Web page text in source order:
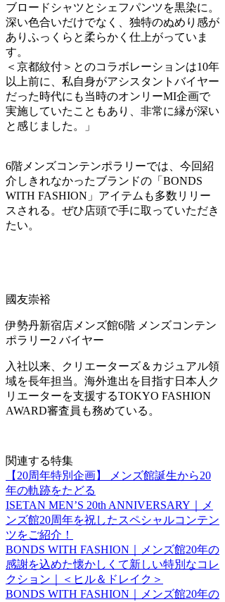
ブロードシャツとシェフパンツを黒染に。
深い色合いだけでなく、独特のぬめり感が
ありふっくらと柔らかく仕上がっていま
す。
＜京都紋付＞とのコラボレーションは10年
以上前に、私自身がアシスタントバイヤー
だった時代にも当時のオンリーMI企画で
実施していたこともあり、非常に縁が深い
と感じました。」
6階メンズコンテンポラリーでは、今回紹
介しきれなかったブランドの「BONDS
WITH FASHION」アイテムも多数リリー
スされる。ぜひ店頭で手に取っていただき
たい。
國友崇裕
伊勢丹新宿店メンズ館6階 メンズコンテン
ポラリー2 バイヤー
入社以来、クリエーターズ＆カジュアル領
域を長年担当。海外進出を目指す日本人ク
リエーターを支援するTOKYO FASHION
AWARD審査員も務めている。
関連する特集
【20周年特別企画】 メンズ館誕生から20
年の軌跡をたどる
ISETAN MEN’S 20th ANNIVERSARY｜メ
ンズ館20周年を祝したスペシャルコンテン
ツをご紹介！
BONDS WITH FASHION｜メンズ館20年の
感謝を込めた懐かしくて新しい特別なコレ
クション｜＜ヒル＆ドレイク＞
BONDS WITH FASHION｜メンズ館20年の